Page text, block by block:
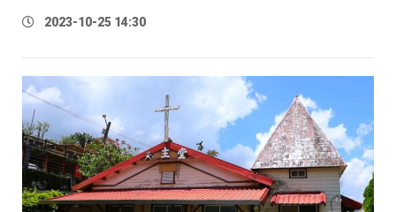
2023-10-25 14:30